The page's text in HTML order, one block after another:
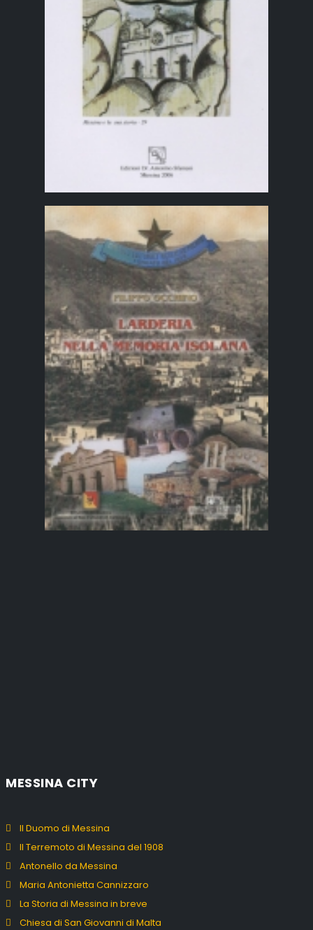
MESSINA CITY
Il Duomo di Messina
Il Terremoto di Messina del 1908
Antonello da Messina
Maria Antonietta Cannizzaro
La Storia di Messina in breve
Chiesa di San Giovanni di Malta